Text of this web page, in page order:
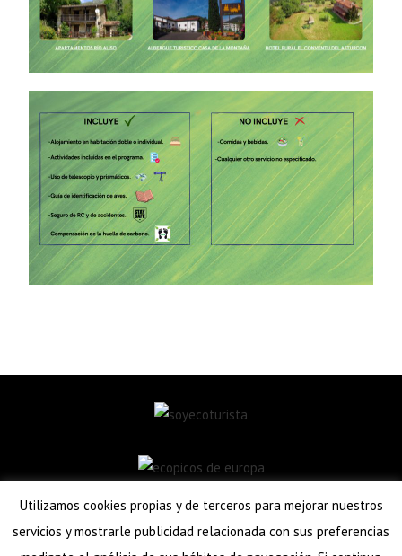
Utilizamos cookies propias y de terceros para mejorar nuestros
servicios y mostrarle publicidad relacionada con sus preferencias